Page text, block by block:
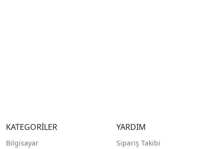
KATEGORİLER
Bilgisayar
YARDIM
Sipariş Takibi